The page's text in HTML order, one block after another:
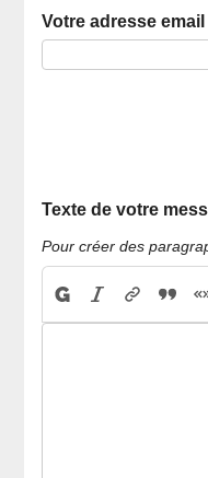
Votre adresse email
Texte de votre
Pour créer des